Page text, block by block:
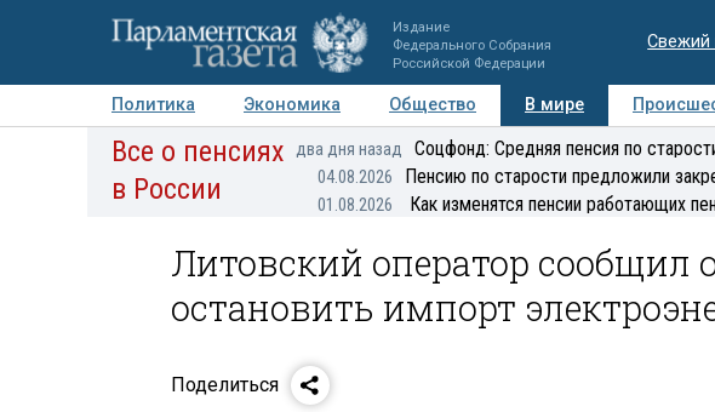
Издание
Федерального Собрания
Российской Федерации
Свежий
Политика Экономика Общество В мире
Авторы Персоны Мнения Регионы Медиацентр
Все о пенсиях
в России
два дня назад Соцфонд: Средняя пенсия по
04.08.2026 Пенсию по старости предложили
01.08.2026 Как изменятся пенсии работающих
Литовский оператор сообщил
остановить импорт
Поделиться